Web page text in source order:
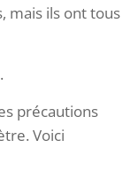
mais ils ont tous
précautions
Voici